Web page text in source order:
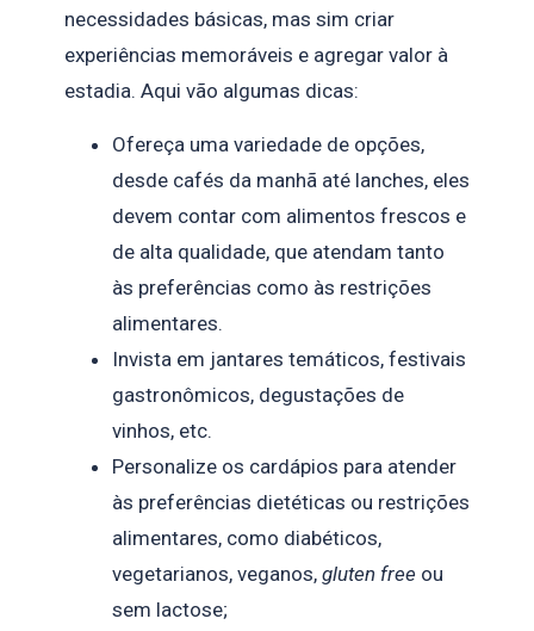
necessidades básicas, mas sim criar
experiências memoráveis e agregar valor à
estadia. Aqui vão algumas dicas:
Ofereça uma variedade de opções,
desde cafés da manhã até lanches, eles
devem contar com alimentos frescos e
de alta qualidade, que atendam tanto
às preferências como às restrições
alimentares.
Invista em jantares temáticos, festivais
gastronômicos, degustações de
vinhos, etc.
Personalize os cardápios para atender
às preferências dietéticas ou restrições
alimentares, como diabéticos,
vegetarianos, veganos, gluten free ou
sem lactose;